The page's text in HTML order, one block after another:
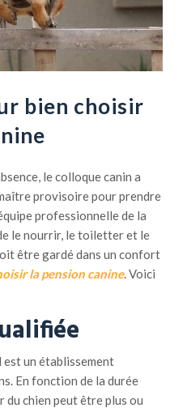
bien choisir
le colloque canin a
provisoire pour prendre
professionnelle de la
le nourrir, le toiletter et le
être gardé dans un confort
la pension canine. Voici
est un établissement
En fonction de la durée
du chien peut être plus ou